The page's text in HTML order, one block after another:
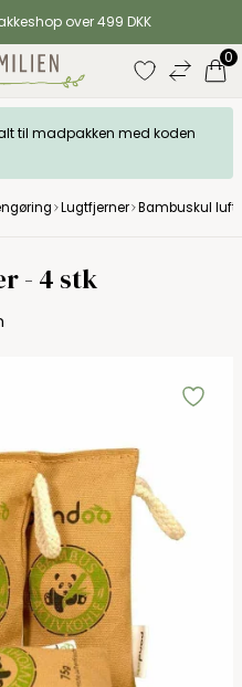
over 499 DKK
0
alt til madpakken med koden
Lugtfjerner Bambuskul
- 4 stk